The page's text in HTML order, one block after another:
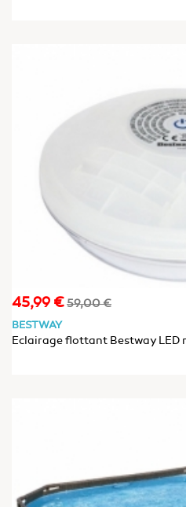
Prix
45,99 €Prix
59,00 €
BESTWAY
Eclairage flottant Bestway LED